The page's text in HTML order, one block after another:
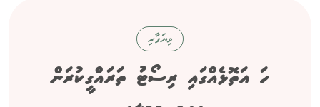
ވިޔަފާރި
ހަ އަތޮޅެއްގައި ރިސޯޓު ތަރައްގީކުރަން